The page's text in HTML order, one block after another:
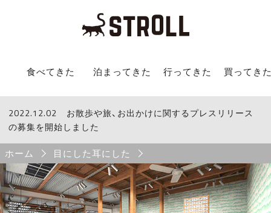
STROLL Menu
食べてきた 泊まってきた 行ってきた 買ってき
STROLLからのお知らせ
2022.12.02
お散歩や旅、お出かけに関するプレスリリース
の募集を開始しました
Breadcrumb
ホーム 目にした耳にした